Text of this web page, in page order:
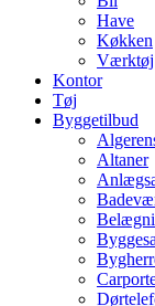
Have
Køkken
Værktøj
Kontor
Tøj
Byggetilbud
Altaner